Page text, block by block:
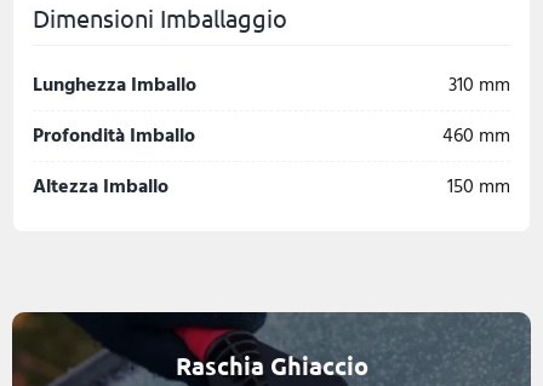
Dimensioni Imballaggio
Lunghezza Imballo
310 mm
Profondità Imballo
460 mm
Altezza Imballo
150 mm
Raschia Ghiaccio